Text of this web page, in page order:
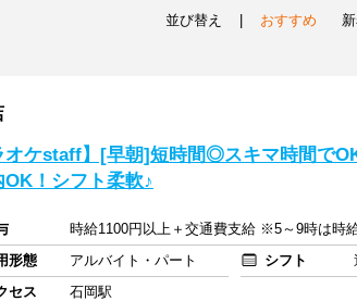
並び替え おすすめ
オケstaff】[早朝]短時間◎スキマ時間で
OK！シフト柔軟♪
時給1100円以上＋交通費支給 ※5～9時は時
形態
アルバイト・パート シフト
セス
石岡駅